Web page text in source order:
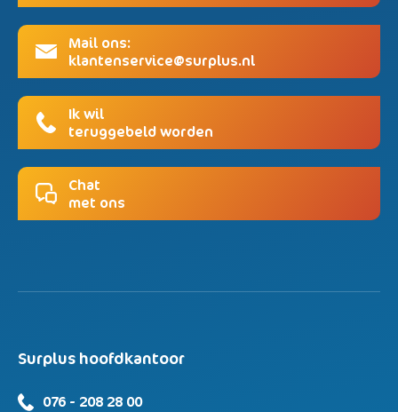
Mail ons:
klantenservice@surplus.nl
Ik wil
teruggebeld worden
Chat
met ons
Surplus hoofdkantoor
076 - 208 28 00